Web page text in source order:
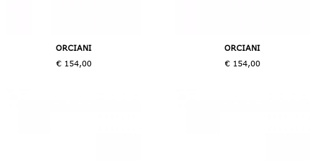
ORCIANI
€ 154,00
ORCIANI
€ 154,00